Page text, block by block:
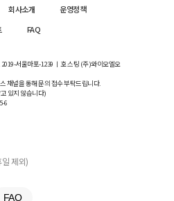
회사소개
운영정책
FAQ
서울마포-1239 ㅣ 호스팅 (주)와이오엘오
채널을 통해 문의 접수 부탁드립니다.
있지 않습니다)
5-6
제외)
FAQ